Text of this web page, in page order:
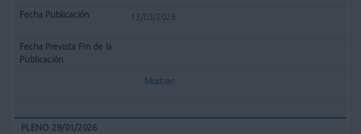
13/03/2026
Mostrar
PLENO 29/01/2026